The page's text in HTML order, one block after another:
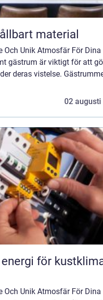
material
Unik Atmosfär För Dina
gästrum är viktigt för att
deras vistelse.
02 augusti
Unik Atmosfär För Dina